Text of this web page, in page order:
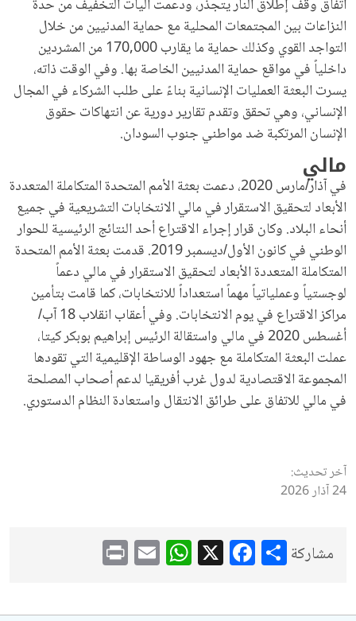
اتفاق وقف إطلاق النار يتجذر، ودعمت آليات التخفيف من حدة
النزاعات بين المجتمعات المحلية مع حماية المدنيين من خلال
التواجد القوي وكذلك حماية ما يقارب 170,000 من المشردين
داخلياً في مواقع حماية المدنيين الخاصة بها. وفي الوقت ذاته،
يسرت البعثة العمليات الإنسانية بناءً على طلب الشركاء في المجال
الإنساني، وهي تحقق وتقدم تقارير دورية عن انتهاكات حقوق
الإنسان المرتكبة ضد مواطني جنوب السودان.
مالي
في آذار/مارس 2020، دعمت بعثة الأمم المتحدة المتكاملة المتعددة
الأبعاد لتحقيق الاستقرار في مالي الانتخابات التشريعية في جميع
أنحاء البلاد. وكان قرار إجراء الاقتراع أحد النتائج الرئيسية للحوار
الوطني في كانون الأول/ديسمبر 2019. قدمت بعثة الأمم المتحدة
المتكاملة المتعددة الأبعاد لتحقيق الاستقرار في مالي دعماً
لوجستياً وعملياتياً مهماً استعداداً للانتخابات، كما قامت بتأمين
مراكز الاقتراع في يوم الانتخابات. وفي أعقاب انقلاب 18 آب/
أغسطس 2020 في مالي واستقالة الرئيس إبراهيم بوبكر كيتا،
عملت البعثة المتكاملة مع جهود الوساطة الإقليمية التي تقودها
المجموعة الاقتصادية لدول غرب أفريقيا لدعم أصحاب المصلحة
في مالي للاتفاق على طرائق الانتقال واستعادة النظام الدستوري.
آخر تحديث:
24 آذار 2026
مشاركةShare
Facebook
X
WhatsApp
Email
Print